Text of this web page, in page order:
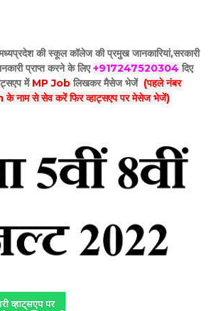
की स्कूल कॉलेज की प्रमुख जानकारियां,सरकारी
प्राप्त करने के लिए+917247520304 दिए
में MP Job लिखकर मैसेज भेजें (पहले नंबर
से सेव करें फिर व्हाट्सएप पर मेसेज भेजें)